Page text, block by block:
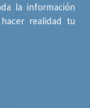
la información
realidad tu